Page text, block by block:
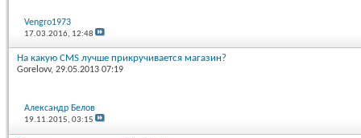
Vengro1973
17.03.2016, 12:48
На какую CMS лучше прикручивается магазин?
Gorelovv, 29.05.2013 07:19
Александр Белов
19.11.2015,03:15